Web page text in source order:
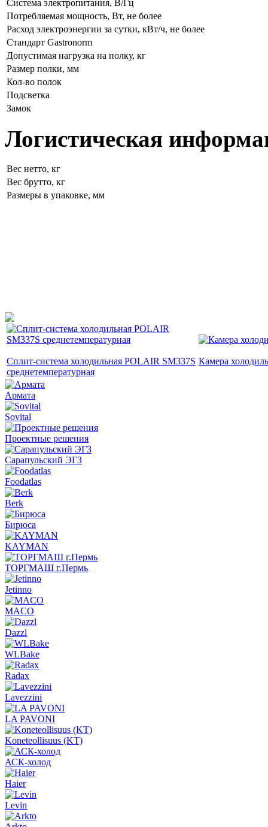
Система электропитания, В/Гц
Потребляемая мощность, Вт, не более
Расход электроэнергии за сутки, кВт/ч, не более
Стандарт Gastronorm
Допустимая нагрузка на полку, кг
Размер полки, мм
Кол-во полок
Подсветка
Замок
Логистическая
Вес нетто, кг
Вес брутто, кг
Размеры в упаковке, мм
Сплит-система холодильная POLAIR SM337S
среднетемпературная
Камера
Армата
Sovital
Проектные решения
Сарапульский ЭГЗ
Foodatlas
Berk
Бирюса
KAYMAN
ТОРГМАШ г.Пермь
Jetinno
MACO
Dazzl
WLBake
Radax
Lavezzini
LA PAVONI
Koneteollisuus (KT)
АСК-холод
Haier
Levin